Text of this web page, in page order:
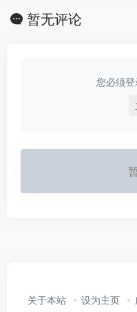
暂无评论
您必须登
关于本站 设为主页